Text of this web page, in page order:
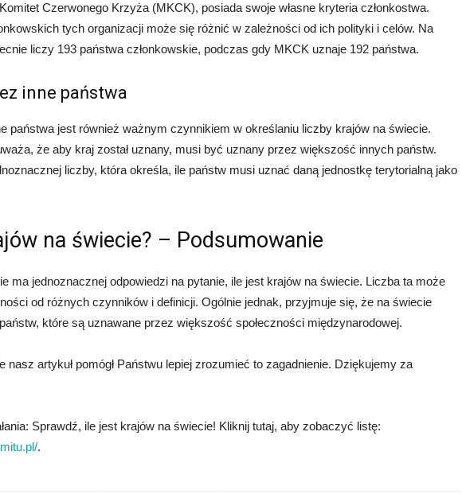
Czerwonego Krzyża (MKCK), posiada swoje własne kryteria członkostwa.
tych organizacji może się różnić w zależności od ich polityki i celów. Na
liczy 193 państwa członkowskie, podczas gdy MKCK uznaje 192 państwa.
inne państwa
państwa jest również ważnym czynnikiem w określaniu liczby krajów na świecie.
że aby kraj został uznany, musi być uznany przez większość innych państw.
liczby, która określa, ile państw musi uznać daną jednostkę terytorialną jako
na świecie? – Podsumowanie
ma jednoznacznej odpowiedzi na pytanie, ile jest krajów na świecie. Liczba ta może
od różnych czynników i definicji. Ogólnie jednak, przyjmuje się, że na świecie
które są uznawane przez większość społeczności międzynarodowej.
nasz artykuł pomógł Państwu lepiej zrozumieć to zagadnienie. Dziękujemy za
Sprawdź, ile jest krajów na świecie! Kliknij tutaj, aby zobaczyć listę:
.